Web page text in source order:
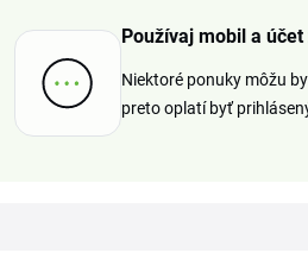
Používaj mobil a
Niektoré ponuky môžu
preto oplatí byť